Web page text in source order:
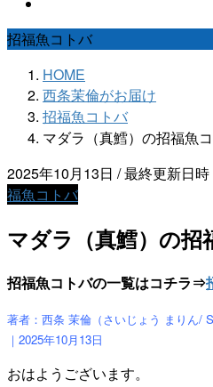
招福魚コトバ
HOME
西条茉倫がお届け
招福魚コトバ
マダラ（真鱈）の招福魚
2025年10月13日 / 最終更新日時
福魚コトバ
マダラ（真鱈）の招
招福魚コトバの一覧はコチラ⇒
著者：西条 茉倫（さいじょう まりん/
｜2025年10月13日
おはようございます。